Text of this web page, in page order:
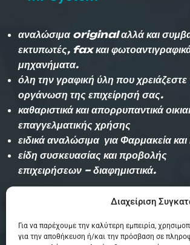
Διαχείριση
Για να παρέχουμε την καλύτερη εμπειρία,
για την αποθήκευση ή/και την πρόσβαση σε
αναλώσιμα original αλλά και
εκτυπωτές, fax και
μηχανήματα.
όλη την γραφική ύλη που χρειάζεστε
οργάνωση της επιχείρησή σας.
καθαριστικά και απορρυπαντικά
επαγγελματικής χρήσης
ειδικά αναλώσιμα για Φαρμακεία και
είδη συσκευασίας και προβολής
επιχειρήσεων – διαφημιστικά.
Αυθημερόν παράδοση εντός
υπόλοιπη Ελλάδα με Courier.